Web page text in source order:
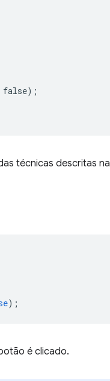
técnicas descritas na
);
é clicado.